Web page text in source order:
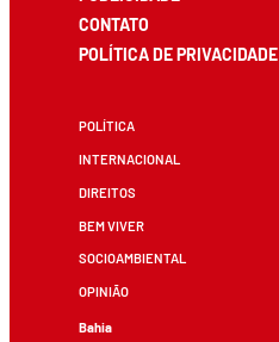
CONTATO
POLÍTICA DE PRIVACIDADE
POLÍTICA
INTERNACIONAL
DIREITOS
BEM VIVER
SOCIOAMBIENTAL
OPINIÃO
Bahia